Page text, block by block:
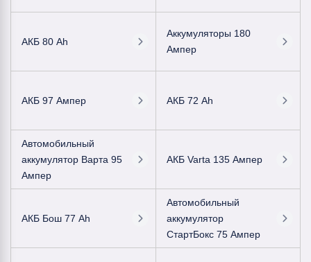
АКБ 80 Ah
Аккумуляторы 180
Ампер
АКБ 97 Ампер АКБ 72 Ah
Автомобильный
аккумулятор Варта 95
Ампер
АКБ Varta 135 Ампер
АКБ Бош 77 Ah
Автомобильный
аккумулятор
СтартБокс 75 Ампер